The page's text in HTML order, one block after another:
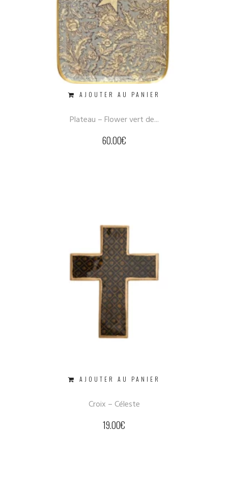
AJOUTER AU PANIER
Plateau – Flower vert de...
60.00€
AJOUTER AU PANIER
Croix – Céleste
19.00€